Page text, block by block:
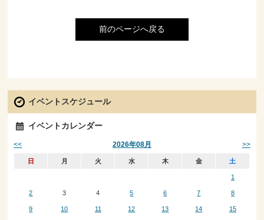
前のページへ戻る
イベントスケジュール
イベントカレンダー
2026年08月
<< >>
日 月 火 水 木 金 土
1
2 3 4 5 6 7 8
9 10 11 12 13 14 15